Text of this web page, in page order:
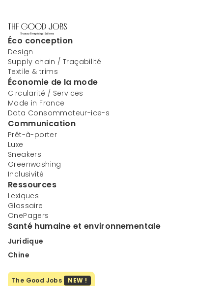
Éco conception
Design
Supply chain / Traçabilité
Textile & trims
Économie de la mode
Circularité / Services
Made in France
Data Consommateur-ice-s
Communication
Prêt-à-porter
Luxe
Sneakers
Greenwashing
Inclusivité
Ressources
Lexiques
Glossaire
OnePagers
Santé humaine et environnementale
Juridique
Chine
The Good Jobs NEW !